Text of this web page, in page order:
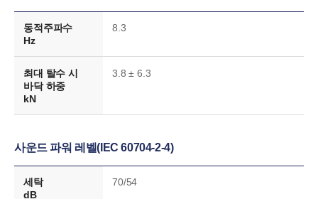
동적주파수
Hz
8.3
최대 탈수 시
바닥 하중
kN
3.8 ± 6.3
사운드 파워 레벨(IEC 60704-2-4)
세탁
dB
70/54